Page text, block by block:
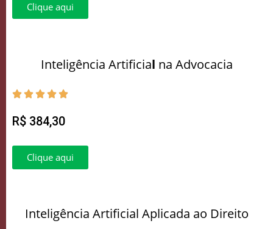
Clique aqui
Inteligência Artificial na Advocacia
R$ 384,30
Clique aqui
Inteligência Artificial Aplicada ao Direito